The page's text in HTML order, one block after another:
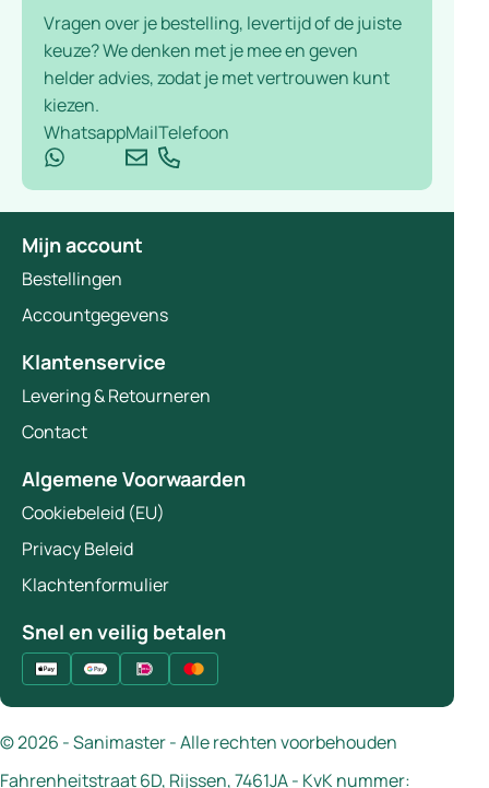
Vragen over je bestelling, levertijd of de juiste
keuze? We denken met je mee en geven
helder advies, zodat je met vertrouwen kunt
kiezen.
WhatsappMailTelefoon
Mijn account
Bestellingen
Accountgegevens
Klantenservice
Levering & Retourneren
Contact
Algemene Voorwaarden
Cookiebeleid (EU)
Privacy Beleid
Klachtenformulier
Snel en veilig betalen
© 2026 - Sanimaster - Alle rechten voorbehouden
Fahrenheitstraat 6D, Rijssen, 7461JA - KvK nummer: